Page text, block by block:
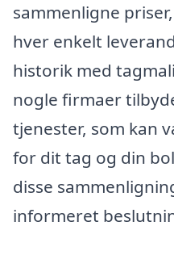
sammenligne
hver enkelt
historik med
nogle firmaer
tjenester, som kan
for dit tag og din
disse
informeret